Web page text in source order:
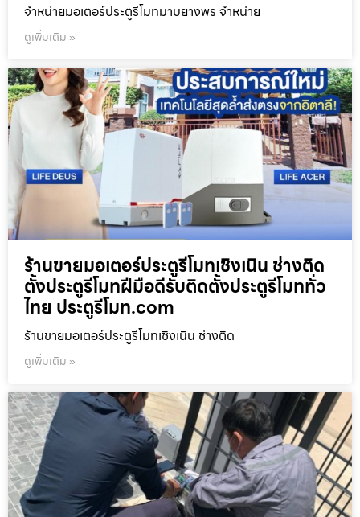
จำหน่ายมอเตอร์ประตูรีโมทมาบยางพร จำหน่าย
ดูเพิ่มเติม »
ร้านขายมอเตอร์ประตูรีโมทเชิงเนิน ช่างติด
ตั้งประตูรีโมทฝีมือดีรับติดตั้งประตูรีโมททั่ว
ไทย ประตูรีโมท.com
ร้านขายมอเตอร์ประตูรีโมทเชิงเนิน ช่างติด
ดูเพิ่มเติม »